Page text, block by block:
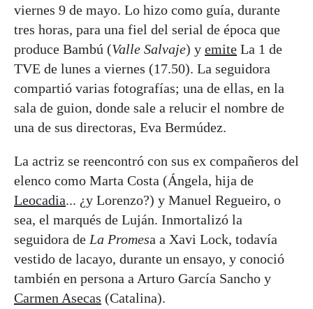
viernes 9 de mayo. Lo hizo como guía, durante
tres horas, para una fiel del serial de época que
produce Bambú (Valle Salvaje) y emite La 1 de
TVE de lunes a viernes (17.50). La seguidora
compartió varias fotografías; una de ellas, en la
sala de guion, donde sale a relucir el nombre de
una de sus directoras, Eva Bermúdez.
La actriz se reencontró con sus ex compañeros del
elenco como Marta Costa (Ángela, hija de
Leocadia... ¿y Lorenzo?) y Manuel Regueiro, o
sea, el marqués de Luján. Inmortalizó la
seguidora de La Promesa a Xavi Lock, todavía
vestido de lacayo, durante un ensayo, y conoció
también en persona a Arturo García Sancho y
Carmen Asecas (Catalina).